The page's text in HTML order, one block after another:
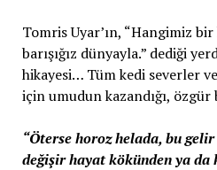
Tomris Uyar’ın, “Hangimiz bir
barışığız dünyayla.” dediği
hikayesi… Tüm kedi severler
için umudun kazandığı,
“Öterse horoz helada, bu
değişir hayat kökünden ya da